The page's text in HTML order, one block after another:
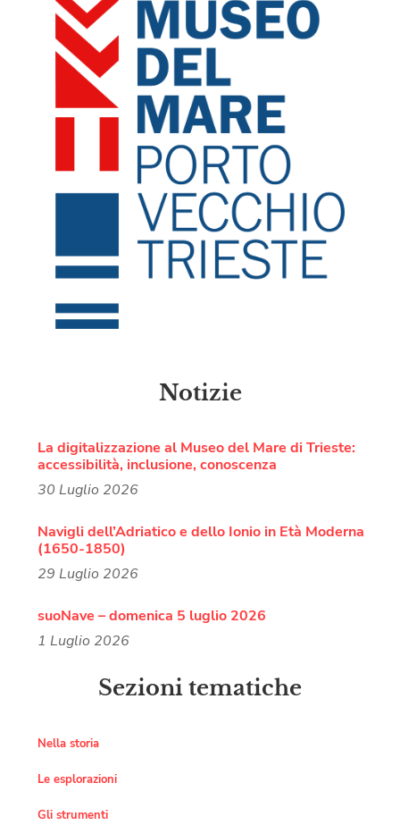
Notizie
La digitalizzazione al Museo del Mare di Trieste:
accessibilità, inclusione, conoscenza
30 Luglio 2026
Navigli dell’Adriatico e dello Ionio in Età Moderna
(1650-1850)
29 Luglio 2026
suoNave – domenica 5 luglio 2026
1 Luglio 2026
Sezioni tematiche
Nella storia
Le esplorazioni
Gli strumenti